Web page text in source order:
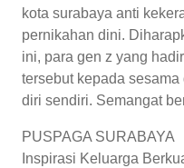
kota surabaya anti
pernikahan dini.
ini, para gen z yang
tersebut kepada
diri sendiri. Semangat
PUSPAGA SURABAYA
Inspirasi Keluarga